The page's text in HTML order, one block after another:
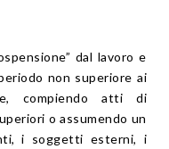
dal lavoro e
non superiore ai
compiendo atti di
o assumendo un
i soggetti esterni, i